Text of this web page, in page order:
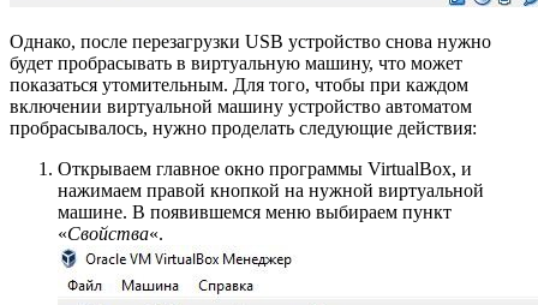
Однако, после перезагрузки USB устройство снова нужно
будет пробрасывать в виртуальную машину, что может
показаться утомительным. Для того, чтобы при каждом
включении виртуальной машину устройство автоматом
пробрасывалось, нужно проделать следующие действия:
Открываем главное окно программы VirtualBox, и
нажимаем правой кнопкой на нужной виртуальной
машине. В появившемся меню выбираем пункт
«Свойства«.